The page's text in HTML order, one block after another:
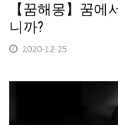
【꿈해몽】꿈에
니까?
2020-12-25